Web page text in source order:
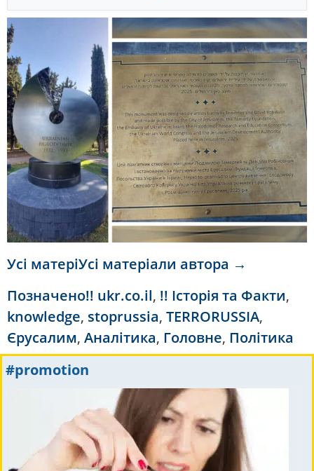
Усі матеріУсі матеріали автора →
Позначено!! ukr.co.il, !! Історія та Факти,
knowledge, stoprussia, TERRORUSSIA,
Єрусалим, Аналітика, Головне, Політика
#promotion